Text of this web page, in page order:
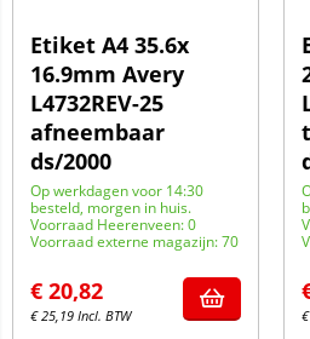
Etiket A4 35.6x
16.9mm Avery
L4732REV-25
afneembaar
ds/2000
Op werkdagen voor 14:30
besteld, morgen in huis.
Voorraad Heerenveen: 0
Voorraad externe magazijn: 70
€ 20,82
€25,19 Incl. BTW €